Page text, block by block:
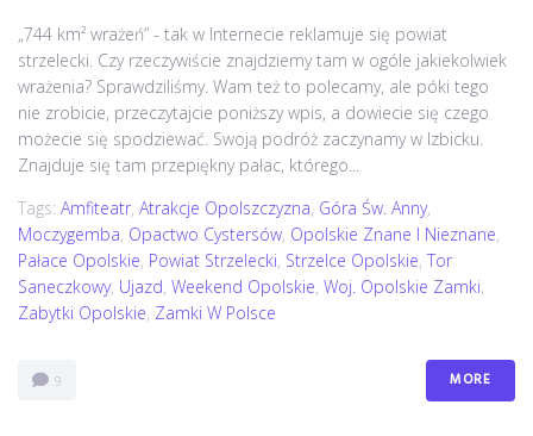
„744 km² wrażeń” - tak w Internecie reklamuje się powiat
strzelecki. Czy rzeczywiście znajdziemy tam w ogóle jakiekolwiek
wrażenia? Sprawdziliśmy. Wam też to polecamy, ale póki tego
nie zrobicie, przeczytajcie poniższy wpis, a dowiecie się czego
możecie się spodziewać. Swoją podróż zaczynamy w Izbicku.
Znajduje się tam przepiękny pałac, którego...
Tags: Amfiteatr, Atrakcje Opolszczyzna, Góra Św. Anny,
Moczygemba, Opactwo Cystersów, Opolskie Znane I Nieznane,
Pałace Opolskie, Powiat Strzelecki, Strzelce Opolskie, Tor
Saneczkowy, Ujazd, Weekend Opolskie, Woj. Opolskie Zamki,
Zabytki Opolskie, Zamki W Polsce
9 MORE